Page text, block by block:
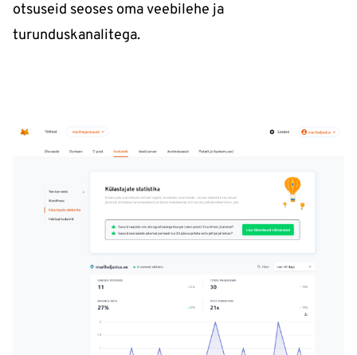
otsuseid seoses oma veebilehe ja
turunduskanalitega.